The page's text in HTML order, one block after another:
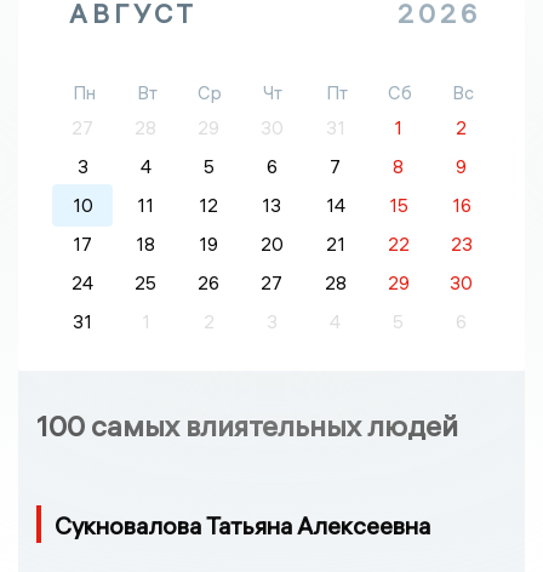
АВГУСТ 2026
Пн Вт Ср Чт Пт Сб
Вс
27
28 29 30 31 1
2
3
4 5 6 7 8
9
10
11 12 13 14 15
16
17
18 19 20 21 22
23
24
25 26 27 28 29
30
31
1 2 3 4 5 6
100 самых влиятельных людей
Сукновалова Татьяна Алексеевна